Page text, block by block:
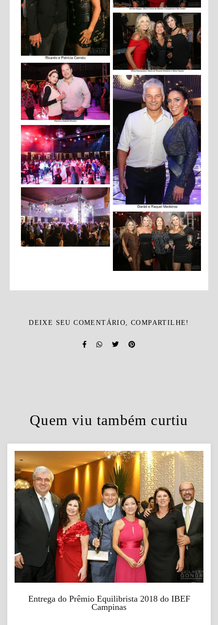
DEIXE SEU COMENTÁRIO, COMPARTILHE!
Quem viu também curtiu
Entrega do Prêmio Equilibrista 2018 do IBEF
Campinas